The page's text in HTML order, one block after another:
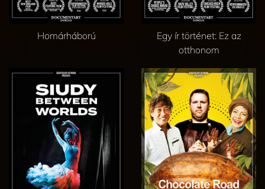
Homárháború
Egy ír történet: Ez az
otthonom